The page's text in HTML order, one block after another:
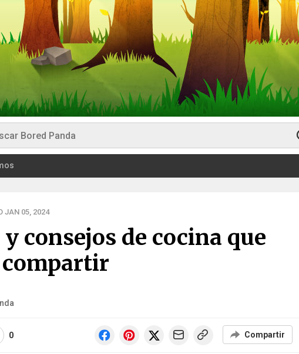
JAN 05, 2024
consejos de cocina que
0 Compartir